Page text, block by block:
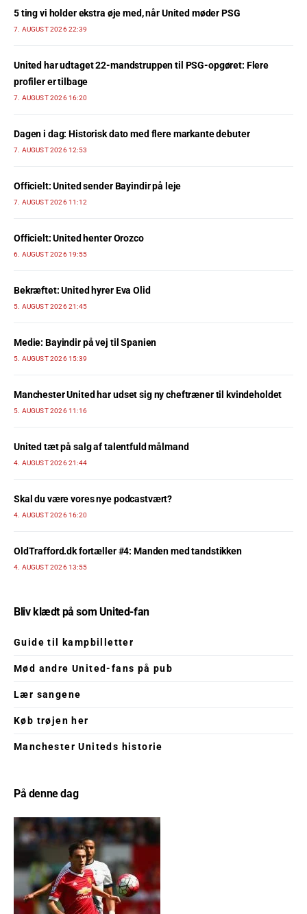
5 ting vi holder ekstra øje med, når United møder PSG
7. AUGUST 2026 22:39
United har udtaget 22-mandstruppen til PSG-opgøret: Flere
profiler er tilbage
7. AUGUST 2026 16:20
Dagen i dag: Historisk dato med flere markante debuter
7. AUGUST 2026 12:53
Officielt: United sender Bayindir på leje
7. AUGUST 2026 11:12
Officielt: United henter Orozco
6. AUGUST 2026 19:55
Bekræftet: United hyrer Eva Olid
5. AUGUST 2026 21:45
Medie: Bayindir på vej til Spanien
5. AUGUST 2026 15:39
Manchester United har udset sig ny cheftræner til kvindeholdet
5. AUGUST 2026 11:16
United tæt på salg af talentfuld målmand
4. AUGUST 2026 21:44
Skal du være vores nye podcastvært?
4. AUGUST 2026 16:20
OldTrafford.dk fortæller #4: Manden med tandstikken
4. AUGUST 2026 13:55
Bliv klædt på som United-fan
Guide til kampbilletter
Mød andre United-fans på pub
Lær sangene
Køb trøjen her
Manchester Uniteds historie
På denne dag